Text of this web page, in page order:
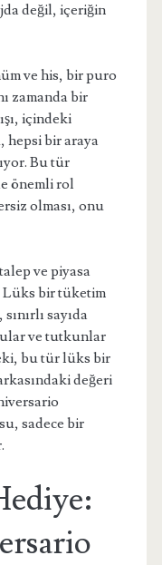
değil, içeriğin
ve his, bir puro
zamanda bir
içindeki
hepsi bir araya
Bu tür
önemli rol
olması, onu
ve piyasa
Lüks bir tüketim
sayıda
ve tutkunlar
bu tür lüks bir
değeri
sadece bir